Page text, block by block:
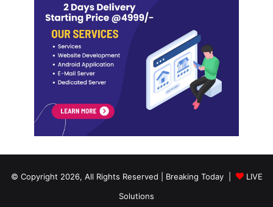
© Copyright 2026, All Rights Reserved | Breaking Today |
LIVE
Solutions